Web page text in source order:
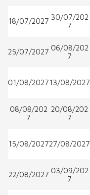
18/07/2027 30/07/202
7
25/07/2027 06/08/202
7
01/08/2027 13/08/2027
08/08/202
7
20/08/202
7
15/08/202727/08/2027
22/08/2027 03/09/202
7